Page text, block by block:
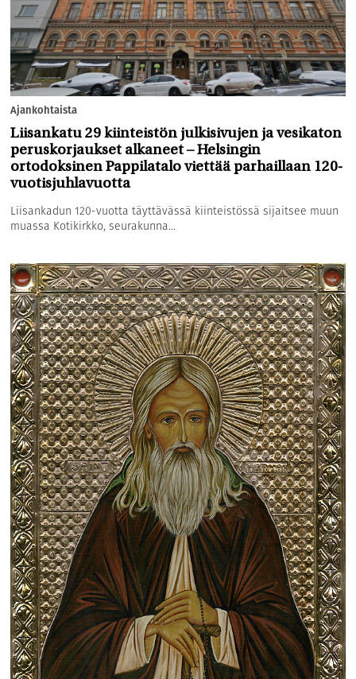
Ajankohtaista
Liisankatu 29 kiinteistön julkisivujen ja vesikaton
peruskorjaukset alkaneet – Helsingin
ortodoksinen Pappilatalo viettää parhaillaan 120-
vuotisjuhlavuotta
Liisankadun 120-vuotta täyttävässä kiinteistössä sijaitsee muun
muassa Kotikirkko, seurakunna...